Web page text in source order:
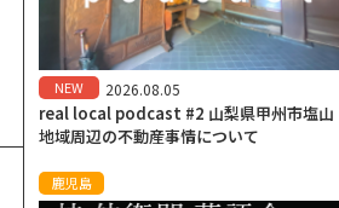
NEW 2026.08.05
real local podcast #2 山梨県甲州市塩山
地域周辺の不動産事情について
鹿児島